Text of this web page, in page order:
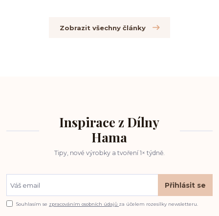
Zobrazit všechny články
Inspirace z Dílny
Hama
Tipy, nové výrobky a tvoření 1× týdně.
Přihlásit se
Souhlasím se zpracováním osobních údajů za účelem rozesílky newsletteru.